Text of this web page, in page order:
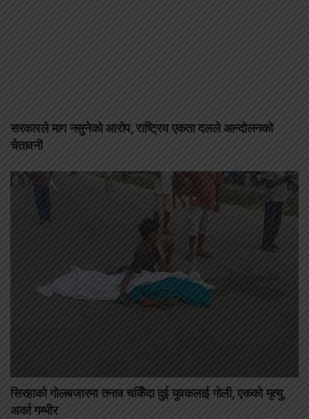
सरकारले माग नसुनेको आरोप, राष्ट्रिय एकता दलले आन्दोलनको
चेतावनी
सिरहाको गोलबजारमा तनाव चर्किँदा दुई युवकलाई गोली, एकको मृत्यु,
अर्का गम्भीर